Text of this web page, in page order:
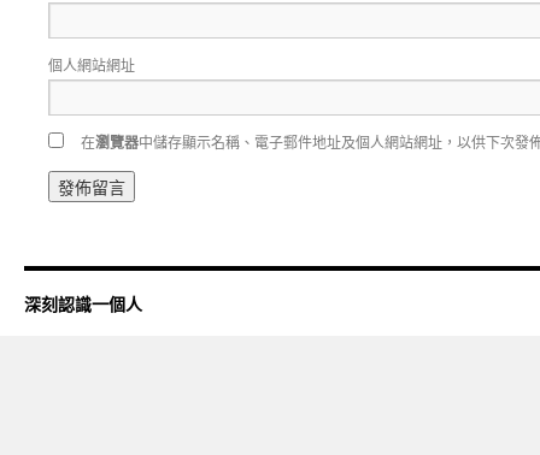
個人網站網址
在瀏覽器中儲存顯示名稱、電子郵件地址及個人網站網址，以供下次發
深刻認識一個人